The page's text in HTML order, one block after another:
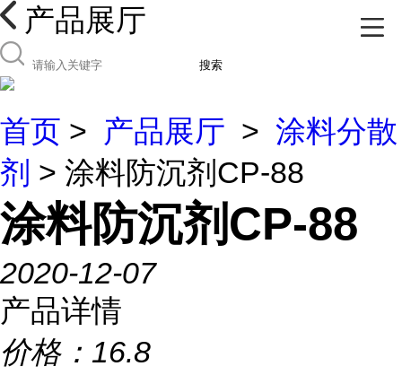
产品展厅
搜索
首页 > 产品展厅 > 涂料分散
剂 > 涂料防沉剂CP-88
涂料防沉剂CP-88
2020-12-07
产品详情
价格： 16.8